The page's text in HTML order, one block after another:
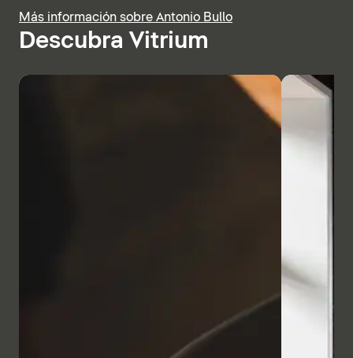
Más información sobre Antonio Bullo
Descubra Vitrium